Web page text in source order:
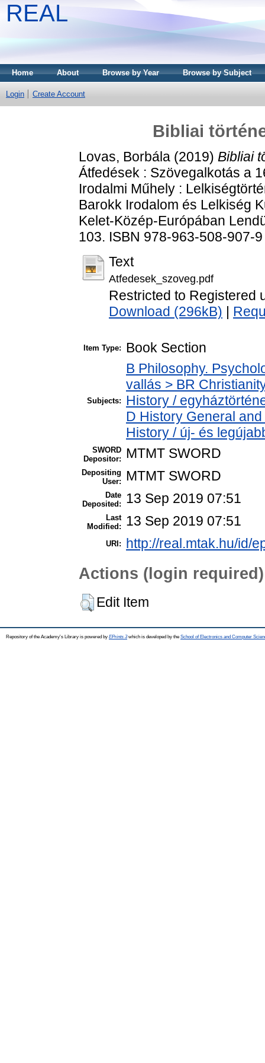
REAL
Home About Browse by Year Browse by Subject
Login Create Account
Bibliai
Lovas, Borbála (2019) Bibliai
Átfedések : Szövegalkotás a
Irodalmi Műhely :
Barokk Irodalom és Lelkiség
Kelet-Közép-Európában
103. ISBN 978-963-508-907-9
Text
Atfedesek_szoveg.pdf
Restricted to Registered
Download (296kB)
Item Type: Book Section
Subjects:
B Philosophy.
vallás > BR
History /
D History General
History / új- és
SWORD
Depositor:
MTMT SWORD
Depositing
User:
MTMT SWORD
Date
Deposited:
13 Sep 2019 07:51
Last
Modified:
13 Sep 2019 07:51
URI: http://real.mtak.hu/id/
Actions (login required)
Edit Item
Repository of the Academy's Library is powered by EPrints 3which is developed by the School of Electronics and Computer